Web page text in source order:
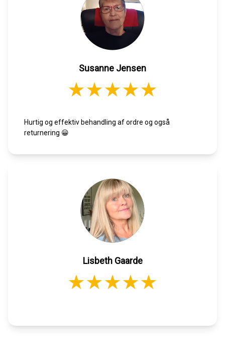
Susanne Jensen
Hurtig og effektiv behandling af ordre og også
returnering 😀
Lisbeth Gaarde